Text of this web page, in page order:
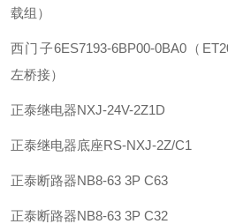
载组）
西门子6ES7193-6BP00-0BA0（
左桥接）
正泰继电器NXJ-24V-2Z1D
正泰继电器底座RS-NXJ-2Z/C1
正泰断路器NB8-63 3P C63
正泰断路器NB8-63 3P C32